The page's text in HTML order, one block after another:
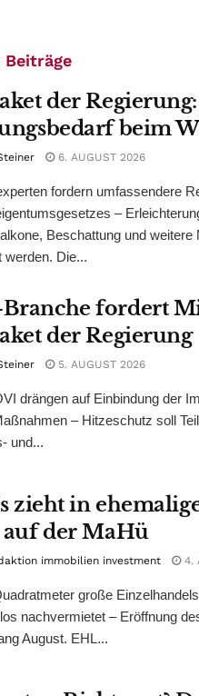
Beiträge
der
beim
6. AUGUST 2026
fordern umfassendere
–
Beschattung und weitere
werden. Die...
fordert
der Regierung
5. AUGUST 2026
drängen auf Einbindung der
– Hitzeschutz soll
und...
zieht in
auf der MaHü
immobilien investment 4.
große
nachvermietet – Eröffnung
August. EHL...